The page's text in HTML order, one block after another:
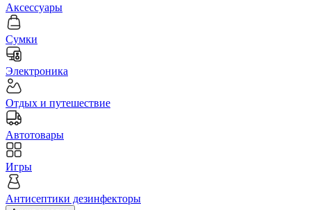
Аксессуары
Сумки
Электроника
Отдых и путешествие
Автотовары
Игры
Антисептики дезинфекторы